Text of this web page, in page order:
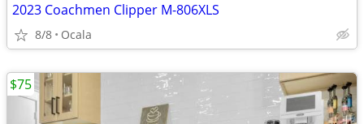
2023 Coachmen Clipper M-806XLS
8/8 Ocala
$75